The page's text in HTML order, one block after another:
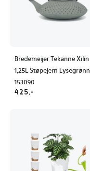
Bredemeijer Tekanne Xilin
1,25L Støpejern Lysegrønn
153090
425,-